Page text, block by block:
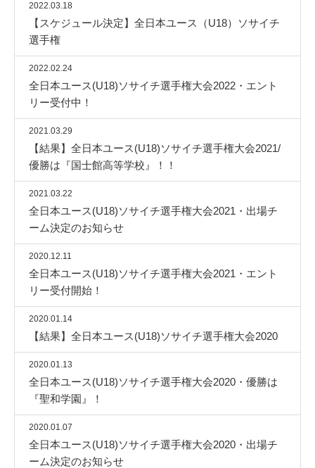
2022.03.18
【スケジュール決定】全日本ユース（U18）ソサイチ
選手権
2022.02.24
全日本ユース(U18)ソサイチ選手権大会2022・エント
リー受付中！
2021.03.29
【結果】全日本ユース(U18)ソサイチ選手権大会2021/
優勝は『国士館高等学校』！！
2021.03.22
全日本ユース(U18)ソサイチ選手権大会2021・出場チ
ーム決定のお知らせ
2020.12.11
全日本ユース(U18)ソサイチ選手権大会2021・エント
リー受付開始！
2020.01.14
【結果】全日本ユース(U18)ソサイチ選手権大会2020
2020.01.13
全日本ユース(U18)ソサイチ選手権大会2020・優勝は
『聖和学園』！
2020.01.07
全日本ユース(U18)ソサイチ選手権大会2020・出場チ
ーム決定のお知らせ